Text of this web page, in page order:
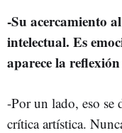
-Su acercamiento
intelectual. Es
aparece la
-Por un lado, eso se
crítica artística.